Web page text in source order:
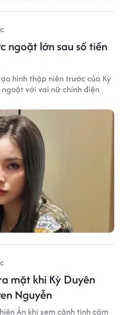
ngoặt lớn sau số tiền
hình thập niên trước của Kỳ
với vai nữ chính điện
mặt khi Kỳ Duyên
Nguyễn
Ân khi xem cảnh tình cảm